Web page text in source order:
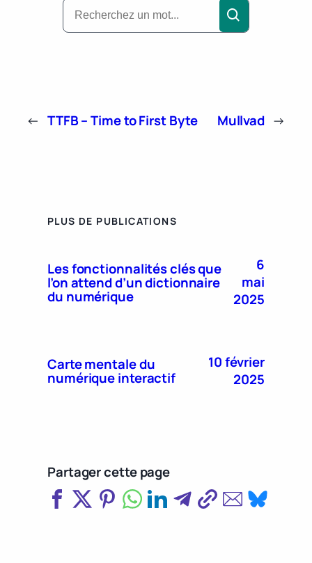
← TTFB – Time to First Byte Mullvad →
PLUS DE PUBLICATIONS
Les fonctionnalités clés que
l’on attend d’un dictionnaire
du numérique
6
mai
2025
Carte mentale du
numérique interactif
10 février
2025
Partager cette page